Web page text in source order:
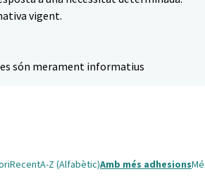
vigent.
són merament informatius
RecentA-Z (Alfabètic)Amb més adhesions